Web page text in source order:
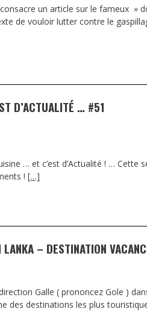
un article sur le fameux »
de vouloir lutter contre le
D’ACTUALITÉ … #51
… et c’est d’Actualité ! … Cette
! […]
– DESTINATION
Galle ( prononcez Gole )
des destinations les plus